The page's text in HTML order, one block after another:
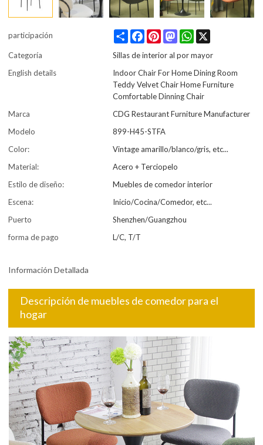
participación Share FacebookPinterestMastodonWhatsApp
Categoría
Sillas de interior al por mayor
English details
Indoor Chair For Home Dining Room
Teddy Velvet Chair Home Furniture
Comfortable Dinning Chair
Marca
CDG Restaurant Furniture Manufacturer
Modelo
899-H45-STFA
Color:
Vintage amarillo/blanco/gris, etc...
Material:
Acero + Terciopelo
Estilo de diseño:
Muebles de comedor interior
Escena:
Inicio/Cocina/Comedor, etc...
Puerto
Shenzhen/Guangzhou
forma de pago
L/C, T/T
Información Detallada
Descripción de muebles de comedor para el
hogar